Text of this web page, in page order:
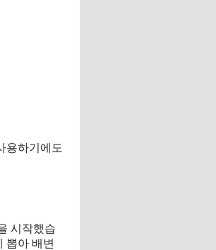
용하기에도
시작했습
뽑아 배변